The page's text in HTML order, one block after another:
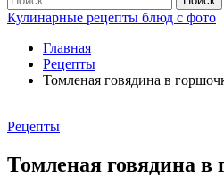
Кулинарные рецепты блюд с фото
Главная
Рецепты
Томленая говядина в
Рецепты
Томленая говядина в